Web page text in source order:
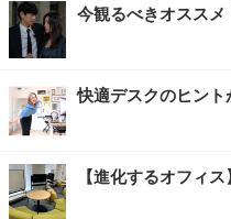
今観るべきオススメ
快適デスクのヒン
【進化するオフィス